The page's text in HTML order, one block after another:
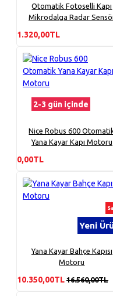
Otomatik Fotoselli Kapı
Mikrodalga Radar
1.320,00TL
2-3 gün içinde
Nice Robus 600
Yana Kayar Kapı Motoru
0,00TL
Yeni
Yana Kayar Bahçe Kapısı
Motoru
10.350,00TL 16.560,00TL